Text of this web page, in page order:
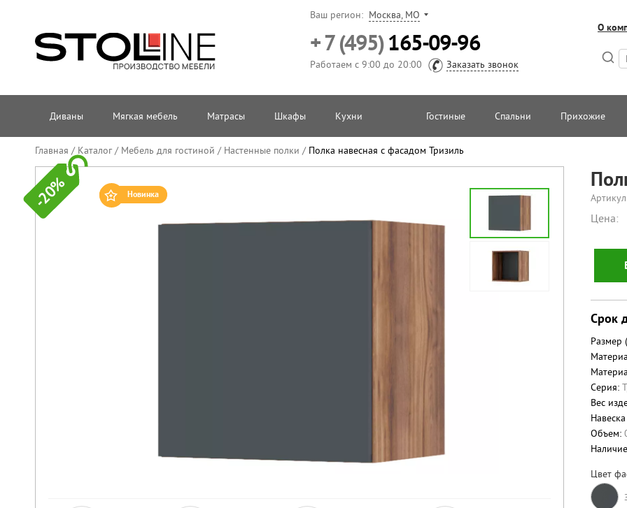
Ваш регион: Москва, МО
+ 7 (495)165-09-96
Работаем с 9:00 до 20:00 Заказать звонок
О
Диваны Мягкая мебель Матрасы Шкафы Кухни Гостиные Спальни Прихожие
Главная / Каталог/ Мебель для гостиной / Настенные полки / Полка навесная с фасадом Тризиль
-20% Новинка
Цена:
Срок
Размер
Серия:
Вес
Объем:
Цвет